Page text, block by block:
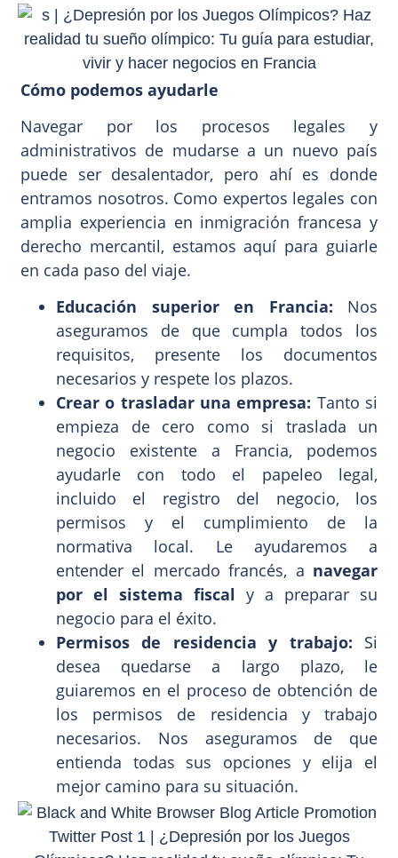
Cómo podemos ayudarle
Navegar por los procesos legales y
administrativos de mudarse a un nuevo país
puede ser desalentador, pero ahí es donde
entramos nosotros. Como expertos legales con
amplia experiencia en inmigración francesa y
derecho mercantil, estamos aquí para guiarle
en cada paso del viaje.
Educación superior en Francia: Nos
aseguramos de que cumpla todos los
requisitos, presente los documentos
necesarios y respete los plazos.
Crear o trasladar una empresa: Tanto si
empieza de cero como si traslada un
negocio existente a Francia, podemos
ayudarle con todo el papeleo legal,
incluido el registro del negocio, los
permisos y el cumplimiento de la
normativa local. Le ayudaremos a
entender el mercado francés, a navegar
por el sistema fiscal y a preparar su
negocio para el éxito.
Permisos de residencia y trabajo: Si
desea quedarse a largo plazo, le
guiaremos en el proceso de obtención de
los permisos de residencia y trabajo
necesarios. Nos aseguramos de que
entienda todas sus opciones y elija el
mejor camino para su situación.